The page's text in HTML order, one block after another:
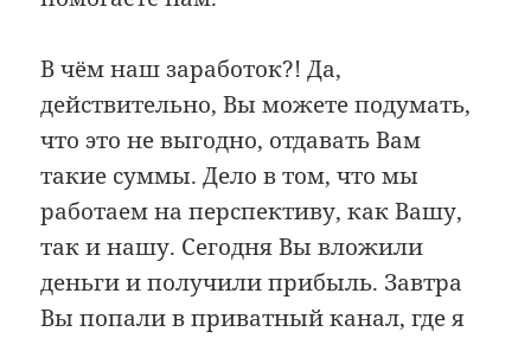
В чём наш заработок?! Да,
действительно, Вы можете подумать,
что это не выгодно, отдавать Вам
такие суммы. Дело в том, что мы
работаем на перспективу, как Вашу,
так и нашу. Сегодня Вы вложили
деньги и получили прибыль. Завтра
Вы попали в приватный канал, где я